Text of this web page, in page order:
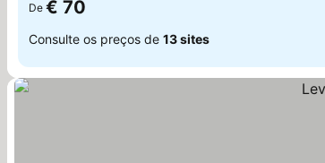
De € 70
Consulte os preços de 13 sites